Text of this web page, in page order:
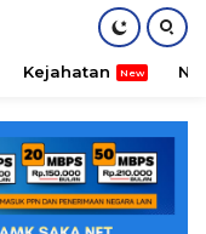
Kejahatan